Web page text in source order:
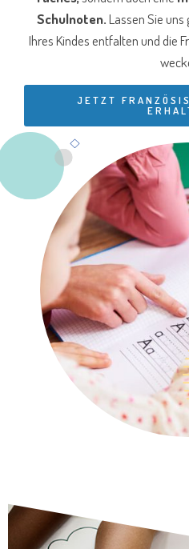
Schulnoten.Lassen Sie
Ihres Kindes entfalten und die
JETZT